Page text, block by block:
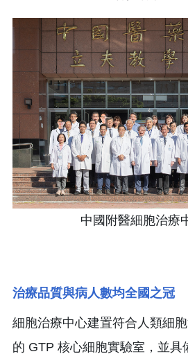
中國附醫細胞治療
治療品質與病人數均全國之冠
細胞治療中心建置符合人類細
的 GTP 核心細胞實驗室，並具